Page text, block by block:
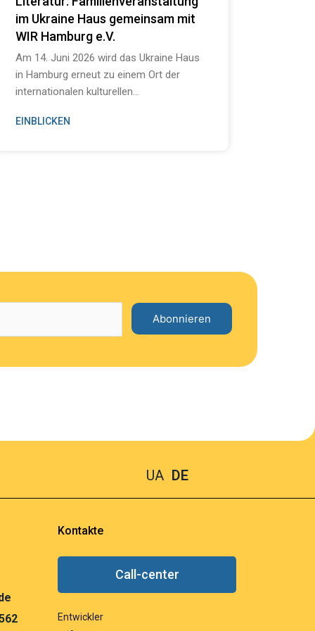
im Ukraine Haus gemeinsam mit
WIR Hamburg e.V.
Am 14. Juni 2026 wird das Ukraine Haus
in Hamburg erneut zu einem Ort der
internationalen kulturellen...
EINBLICKEN
UA DE
Kontakte
Call-center
Entwickler